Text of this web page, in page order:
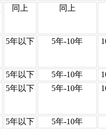
同上 同上
5年以下 5年-10年
5年以下 5年-10年
5年以下 5年-10年
5年以下 5年-10年